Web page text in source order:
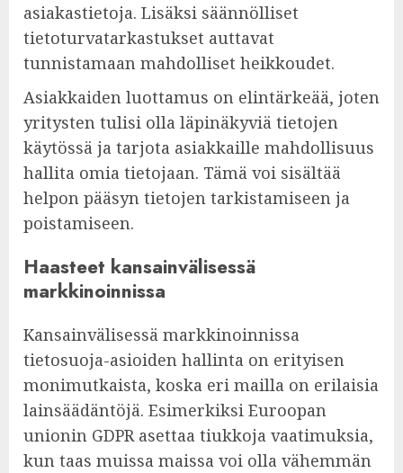
asiakastietoja. Lisäksi säännölliset
tietoturvatarkastukset auttavat
tunnistamaan mahdolliset heikkoudet.
Asiakkaiden luottamus on elintärkeää, joten
yritysten tulisi olla läpinäkyviä tietojen
käytössä ja tarjota asiakkaille mahdollisuus
hallita omia tietojaan. Tämä voi sisältää
helpon pääsyn tietojen tarkistamiseen ja
poistamiseen.
Haasteet kansainvälisessä
markkinoinnissa
Kansainvälisessä markkinoinnissa
tietosuoja-asioiden hallinta on erityisen
monimutkaista, koska eri mailla on erilaisia
lainsäädäntöjä. Esimerkiksi Euroopan
unionin GDPR asettaa tiukkoja vaatimuksia,
kun taas muissa maissa voi olla vähemmän